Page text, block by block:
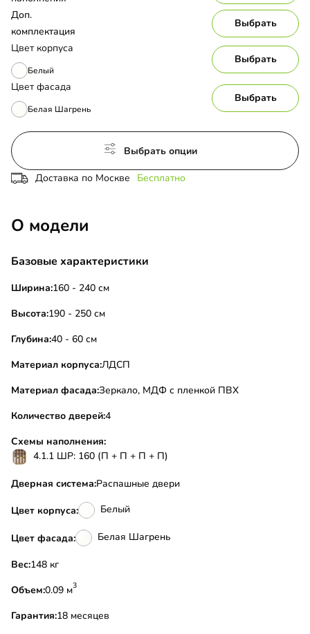
Цвет корпуса
Белый
Выбрать
Цвет фасада
Белая Шагрень
Выбрать
Доп.
комплектация
Выбрать
Выбрать опции
Доставка по Москве Бесплатно
О модели
Базовые характеристики
Ширина:160 - 240 см
Высота:190 - 250 см
Глубина:40 - 60 см
Материал корпуса:ЛДСП
Материал фасада:Зеркало, МДФ с пленкой ПВХ
Количество дверей:4
Схемы наполнения:
4.1.1 ШР: 160 (П + П + П + П)
Дверная система:Распашные двери
Цвет корпуса: Белый
Цвет фасада: Белая Шагрень
Вес:
148 кг
Объем:
0.09 м3
Гарантия:18 месяцев